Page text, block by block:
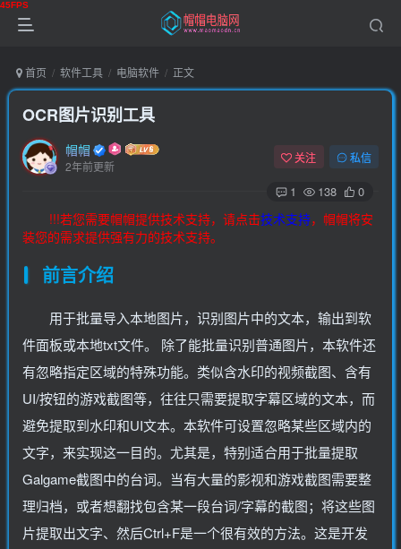
首页 软件工具 电脑软件 正文
OCR图片识别工具
帽帽
2年前更新
关注 私信
1 138 0
!!!若您需要帽帽提供技术支持，请点击技术支持，帽帽将安
装您的需求提供强有力的技术支持。
前言介绍
用于批量导入本地图片，识别图片中的文本，输出到软
件面板或本地txt文件。 除了能批量识别普通图片，本软件还
有忽略指定区域的特殊功能。类似含水印的视频截图、含有
UI/按钮的游戏截图等，往往只需要提取字幕区域的文本，而
避免提取到水印和UI文本。本软件可设置忽略某些区域内的
文字，来实现这一目的。尤其是，特别适合用于批量提取
Galgame截图中的台词。当有大量的影视和游戏截图需要整
理归档，或者想翻找包含某一段台词/字幕的截图；将这些图
片提取出文字、然后Ctrl+F是一个很有效的方法。这是开发